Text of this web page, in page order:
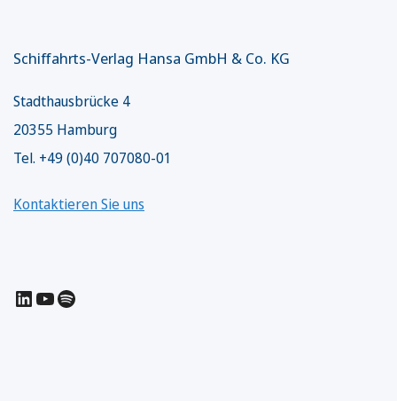
Schiffahrts-Verlag Hansa GmbH & Co. KG
Stadthausbrücke 4
20355 Hamburg
Tel. +49 (0)40 707080-01
Kontaktieren Sie uns
LinkedIn
YouTube
Spotify